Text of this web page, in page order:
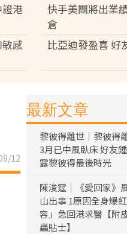
港
快手美團將出業
倉
感
比亞迪發盈喜 好
12
最新文章
黎彼得離世｜黎彼得
3月已中風臥床 好友
露黎彼得最後時光
陳浚霆｜《愛回家》
山出事 1原因全身爆
容」急回港求醫【附
蟲貼士】